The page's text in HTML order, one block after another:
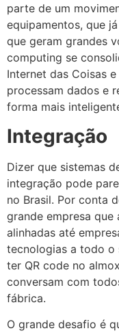
parte de um
equipamentos, que
que geram grandes
computing se
Internet das Coisas
processam dados e
forma mais
Integração
Dizer que sistemas
integração pode
no Brasil. Por conta
grande empresa que
alinhadas até
tecnologias a todo o
ter QR code no
conversam com
fábrica.
O grande desafio é